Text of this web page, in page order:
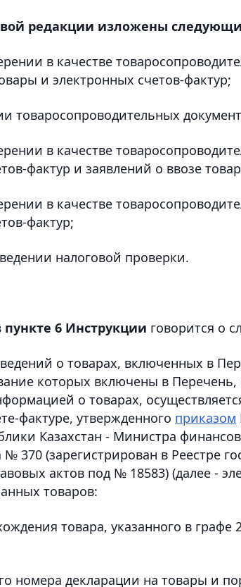
редакции изложены
в качестве
и электронных счетов-фактур;
товаросопроводительных
в качестве
фактур и заявлений о ввозе
в качестве
фактур;
налоговой проверки.
пункте 6 Инструкции говорится о
о товарах, включенных в
которых включены в Перечень,
о товарах,
фактуре, утвержденного приказом
Казахстан - Министра
№ 370 (зарегистрирован в Реестре
актов под № 18583) (далее -
товаров:
товара, указанного в графе
номера декларации на товары и